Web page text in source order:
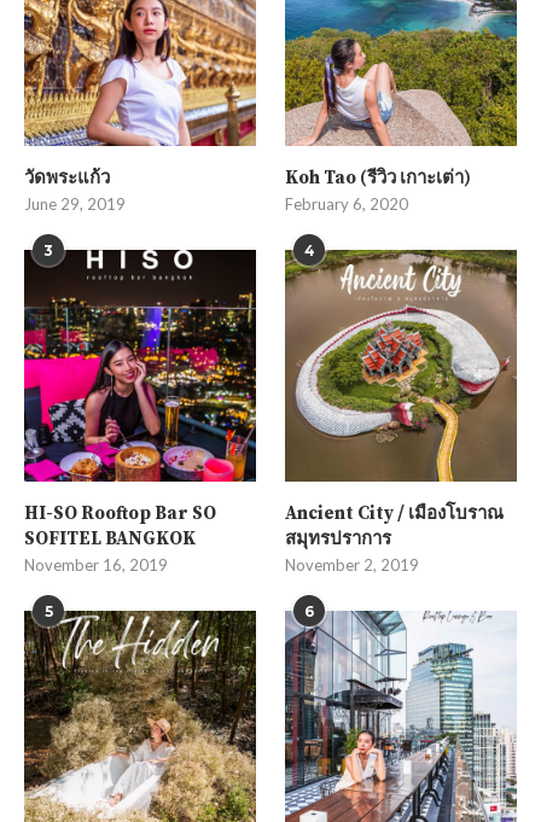
วัดพระแก้ว
June 29, 2019
Koh Tao (รีวิว เกาะเต่า)
February 6, 2020
3
HI-SO Rooftop Bar SO
SOFITEL BANGKOK
November 16, 2019
4
Ancient City / เมืองโบราณ
สมุทรปราการ
November 2, 2019
5 6